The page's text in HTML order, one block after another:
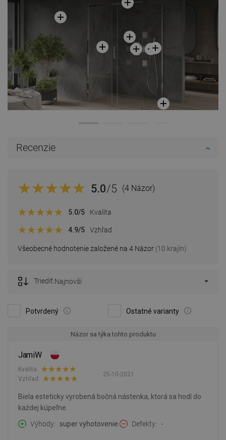
Recenzie
5.0/5 (4 Názor)
Všeobecné hodnotenie založené na 4 Názor (10 krajín)
5.0/5 Kvalita
4.9/5 Vzhľad
Potvrdený Ostatné varianty
Triediť:Najnovší
Názor sa týka tohto produktu
JamiW
25-10-2021
Kvalita:
Vzhľad:
Biela esteticky vyrobená bočná nástenka, ktorá sa hodí do
každej kúpeľne.
Výhody
super vyhotovenie. Defekty -